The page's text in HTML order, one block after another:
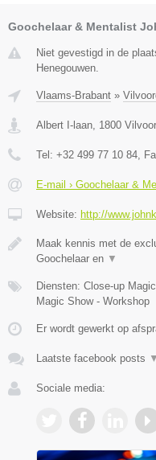
Goochelaar & Mentalist
Niet gevestigd in de
Henegouwen.
Vlaams-Brabant »
Albert I-laan, 1800
Tel: +32 499 77 10 84,
E-mail › Goochelaar &
Website: http://
Maak kennis met de
Goochelaar en ▼
Diensten: Close-up
Magic Show - Workshop
Er wordt gewerkt op
Laatste facebook posts ▼
Sociale media: